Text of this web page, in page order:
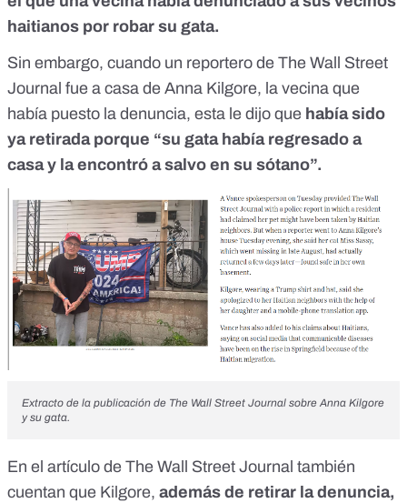
haitianos por robar su gata.
Sin embargo, cuando un reportero de The Wall Street
Journal fue a casa de Anna Kilgore, la vecina que
había puesto la denuncia, esta le dijo que había sido
ya retirada porque “su gata había regresado a
casa y la encontró a salvo en su sótano”.
Extracto de la publicación de The Wall Street Journal sobre Anna Kilgore
y su gata.
En el artículo de The Wall Street Journal también
cuentan que Kilgore, además de retirar la denuncia,